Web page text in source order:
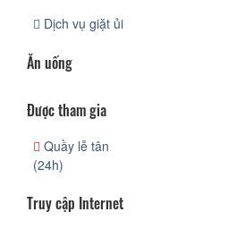
Dịch vụ giặt ủi
Ăn uống
Được tham gia
Quầy lễ tân
(24h)
Truy cập Internet